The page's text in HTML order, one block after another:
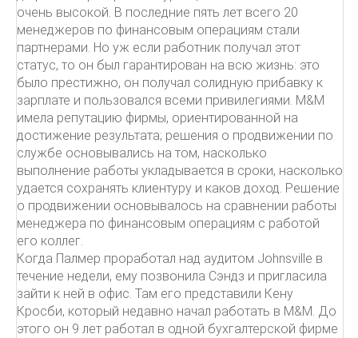
очень высокой. В последние пять лет всего 20
менеджеров по финансовым операциям стали
партнерами. Но уж если работник получал этот
статус, то он был гарантирован на всю жизнь: это
было престижно, он получал солидную прибавку к
зарплате и пользовался всеми привилегиями. М&М
имела репутацию фирмы, ориентированной на
достижение результата; решения о продвижении по
службе основывались на том, насколько
выполнение работы укладывается в сроки, насколько
удается сохранять клиентуру и каков доход. Решение
о продвижении основывалось на сравнении работы
менеджера по финансовым операциям с работой
его коллег.
Когда Палмер проработал над аудитом Johnsville в
течение недели, ему позвонила Сэндз и пригласила
зайти к ней в офис. Там его представили Кену
Кросби, который недавно начал работать в М&М. До
этого он 9 лет работал в одной бухгалтерской фирме